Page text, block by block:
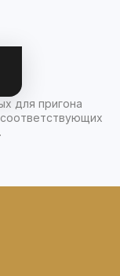
для пригона